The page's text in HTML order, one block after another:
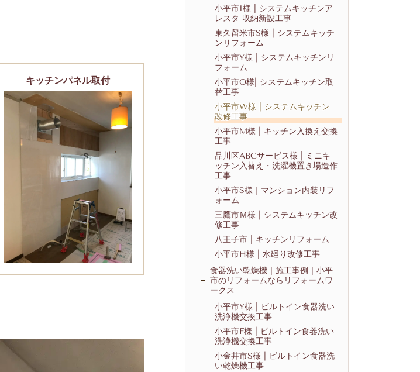
キッチンパネル取付
小平市I様 | システムキッチンア
レスタ 収納新設工事
東久留米市S様 | システムキッチ
ンリフォーム
小平市Y様 | システムキッチンリ
フォーム
小平市O様| システムキッチン取
替工事
小平市W様 | システムキッチン
改修工事
小平市M様 | キッチン入換え交換
工事
品川区ABCサービス様 | ミニキ
ッチン入替え・洗濯機置き場造作
工事
小平市S様｜マンション内装リフ
ォーム
三鷹市Ｍ様 | システムキッチン改
修工事
八王子市 | キッチンリフォーム
小平市H様 | 水廻り改修工事
食器洗い乾燥機｜施工事例｜小平
市のリフォームならリフォームワ
ークス
小平市Y様 | ビルトイン食器洗い
洗浄機交換工事
小平市F様 | ビルトイン食器洗い
洗浄機交換工事
小金井市S様 | ビルトイン食器洗
い乾燥機工事